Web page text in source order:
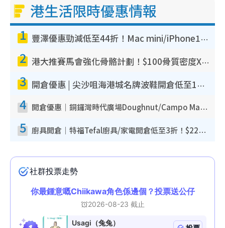
港生活限時優惠情報
1 豐澤優惠勁減低至44折！Mac mini/iPhone17Pro大減價！廚房家電$220起
2 港大推賽馬會強化骨骼計劃！$100骨質密度X光檢查 完成免費運動訓練送超市禮券！附參加資格
3 開倉優惠 | 尖沙咀海港城名牌波鞋開倉低至1折！On鞋$899起／Joy&Peace鞋履$98起
4 開倉優惠｜銅鑼灣時代廣場Doughnut/Campo Marzio開倉低至1折！背囊、書包、手袋劈價$200起
5 廚具開倉｜特福Tefal廚具/家電開倉低至3折！$220起買平底鍋/炒鑊/湯煲！電飯煲/吸塵機/燙斗$418起